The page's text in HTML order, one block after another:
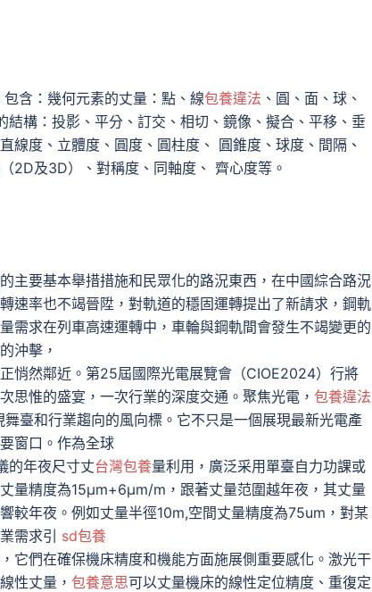
含：幾何元素的丈量：點、線包養違法 、圓、面、球、
構：投影、平分、訂交、相切、鏡像、擬合、平移、垂
線度、立體度、圓度、圓柱度、 圓錐度、球度、間隔、
2D及3D）、對稱度、同軸度、 齊心度等。
主要基本舉措措施和民眾化的路況東西，在中國綜合路況
速率也不竭晉陞，對軌道的穩固運轉提出了新請求，鋼軌
需求在列車高速運轉中，車輪與鋼軌間會發生不竭變更的
沖擊，
悄然鄰近。第25屆國際光電展覽會（CIOE2024）行將
思惟的盛宴，一次行業的深度交通。聚焦光電， 包養違法
臺和行業趨向的風向標。它不只是一個展現最新光電產
窗口。作為全球
的年夜尺寸丈台灣包養量利用，廣泛采用單臺自力功課或
量精度為15μm+6μm/m，跟著丈量范圍越年夜，其丈量
較年夜。例如丈量半徑10m,空間丈量精度為75um，對某
需求引 sd包養
它們在確保機床精度和機能方面施展側重要感化。激光干
性丈量， 包養意思可以丈量機床的線性定位精度、重復定